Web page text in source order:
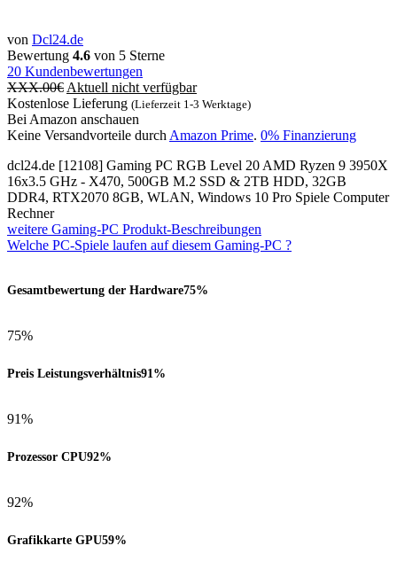
von Dcl24.de
Bewertung 4.6 von 5 Sterne
20 Kundenbewertungen
XXX.00€ Aktuell nicht verfügbar
Kostenlose Lieferung (Lieferzeit 1-3 Werktage)
Bei Amazon anschauen
Keine Versandvorteile durch Amazon Prime. 0% Finanzierung
dcl24.de [12108] Gaming PC RGB Level 20 AMD Ryzen 9 3950X
16x3.5 GHz - X470, 500GB M.2 SSD & 2TB HDD, 32GB
DDR4, RTX2070 8GB, WLAN, Windows 10 Pro Spiele Computer
Rechner
weitere Gaming-PC Produkt-Beschreibungen
Welche PC-Spiele laufen auf diesem Gaming-PC ?
Gesamtbewertung der Hardware75%
75%
Preis Leistungsverhältnis91%
91%
Prozessor CPU92%
92%
Grafikkarte GPU59%